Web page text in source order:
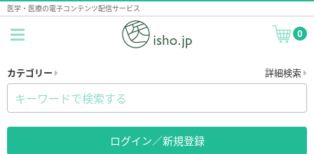
医学・医療の電子コンテンツ配信サービス
0
カテゴリー 詳細検索
ログイン／新規登録